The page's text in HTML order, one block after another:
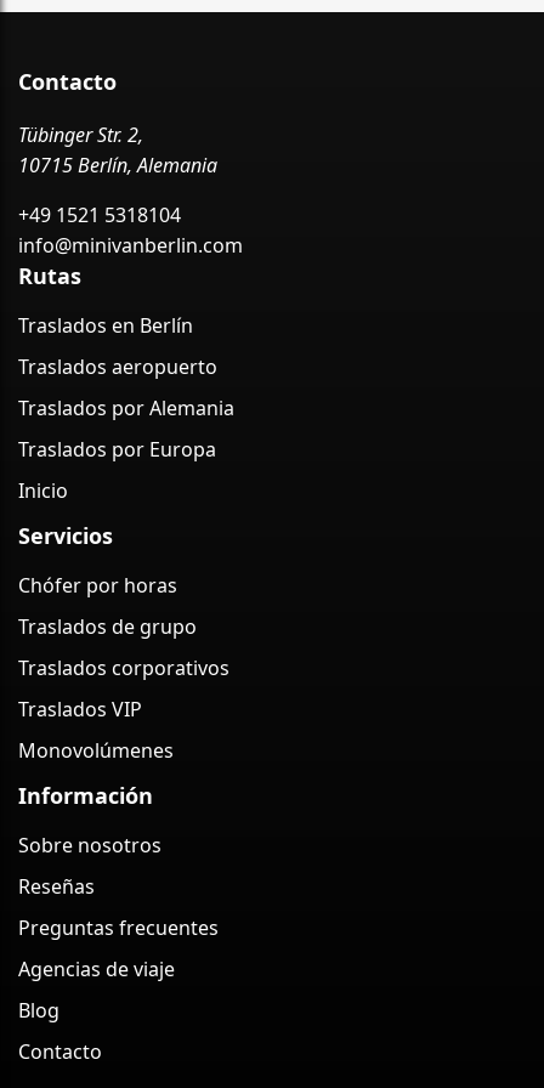
Contacto
Tübinger Str. 2,
10715 Berlín, Alemania
+49 1521 5318104
info@minivanberlin.com
Rutas
Traslados en Berlín
Traslados aeropuerto
Traslados por Alemania
Traslados por Europa
Inicio
Servicios
Chófer por horas
Traslados de grupo
Traslados corporativos
Traslados VIP
Monovolúmenes
Información
Sobre nosotros
Reseñas
Preguntas frecuentes
Agencias de viaje
Blog
Contacto